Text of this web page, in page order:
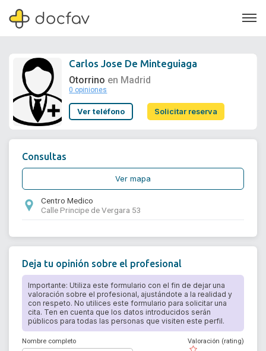
Soporte
Carlos Jose De Minteguiaga
Otorrino en Madrid
0 opiniones
Ver teléfono Solicitar reserva
Consultas
Ver mapa
Centro Medico
Calle Principe de Vergara 53
Deja tu opinión sobre el profesional
Importante: Utiliza este formulario con el fin de dejar una
valoración sobre el profesional, ajustándote a la realidad y
con respeto. No utilices este formulario para solicitar una
cita. Ten en cuenta que los datos introducidos serán
públicos para todas las personas que visiten este perfil.
Nombre completo
( )
Valoración (rating)